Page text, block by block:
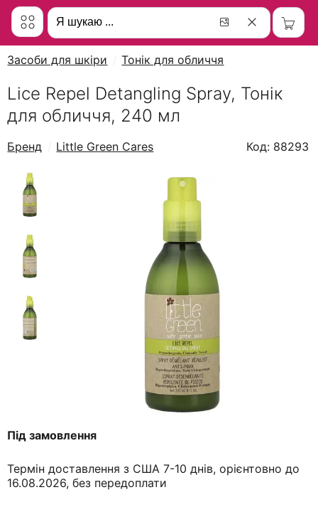
Засоби для шкіри Тонік для обличчя
Lice Repel Detangling Spray, Тонік
для обличчя, 240 мл
Бренд Little Green Cares Код: 88293
Під замовлення
Термін доставлення з США 7-10 днів, орієнтовно до
16.08.2026, без передоплати